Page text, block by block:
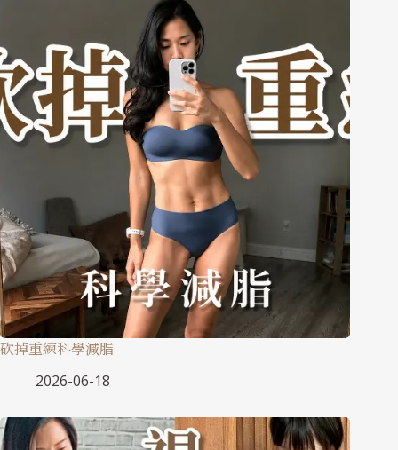
砍掉重練科學減脂
2026-06-18